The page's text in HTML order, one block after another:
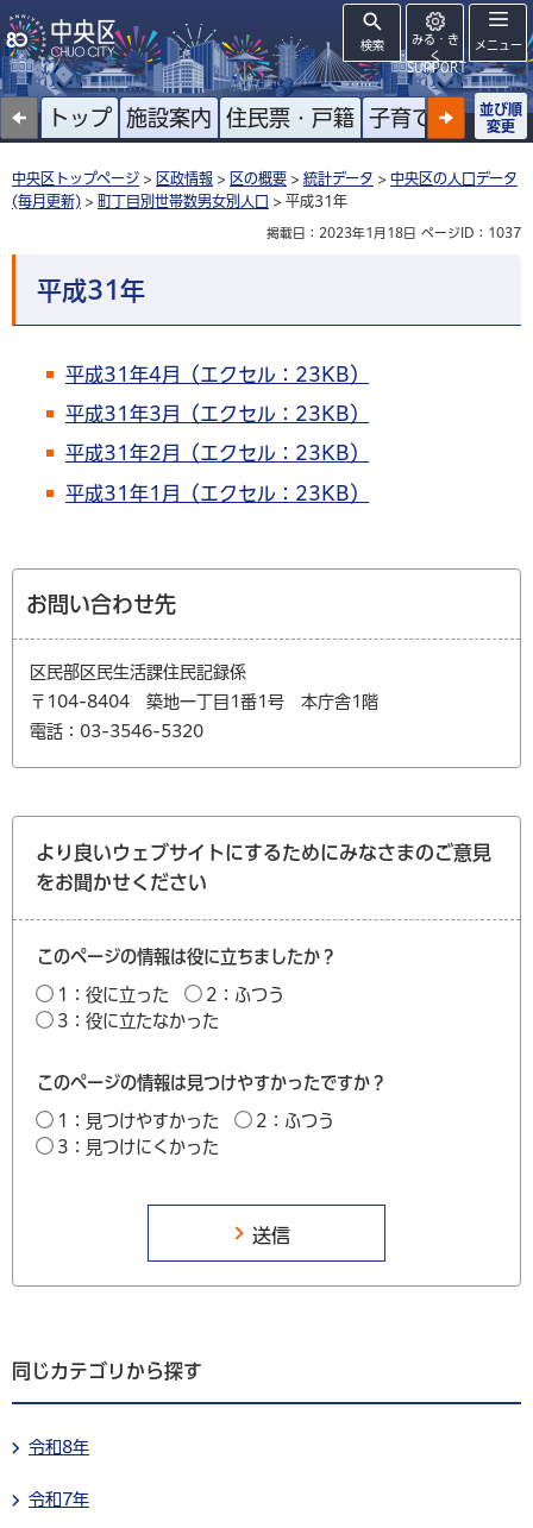
検索
みる・き
く
SUPPORT
メニュー
トップ 施設案内 住民票・戸籍 子育て 高齢者
並び順
変更
中央区トップページ > 区政情報 > 区の概要 > 統計データ > 中央区の人口データ
(毎月更新) > 町丁目別世帯数男女別人口 > 平成31年
掲載日：2023年1月18日 ページID：1037
平成31年
平成31年4月（エクセル：23KB）
平成31年3月（エクセル：23KB）
平成31年2月（エクセル：23KB）
平成31年1月（エクセル：23KB）
お問い合わせ先
区民部区民生活課住民記録係
〒104-8404 築地一丁目1番1号 本庁舎1階
電話：03-3546-5320
より良いウェブサイトにするためにみなさまのご意見
をお聞かせください
このページの情報は役に立ちましたか？
1：役に立った
2：ふつう
3：役に立たなかった
このページの情報は見つけやすかったですか？
1：見つけやすかった
2：ふつう
3：見つけにくかった
同じカテゴリから探す
令和8年
令和7年